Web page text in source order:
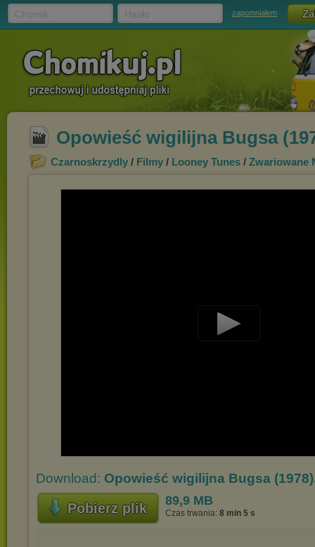
zapomniałem
Opowieść wigilijna Bugsa
Czarnoskrzydly / Filmy / Looney Tunes / Zwariowane
Download: Opowieść wigilijna Bugsa
Pobierz plik 89,9 MB
Czas trwania: 8 min 5 s